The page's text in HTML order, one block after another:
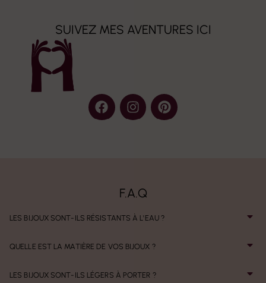
SUIVEZ MES AVENTURES ICI
F.A.Q
LES BIJOUX SONT-ILS RÉSISTANTS À L'EAU ?
QUELLE EST LA MATIÈRE DE VOS BIJOUX ?
LES BIJOUX SONT-ILS LÉGERS À PORTER ?